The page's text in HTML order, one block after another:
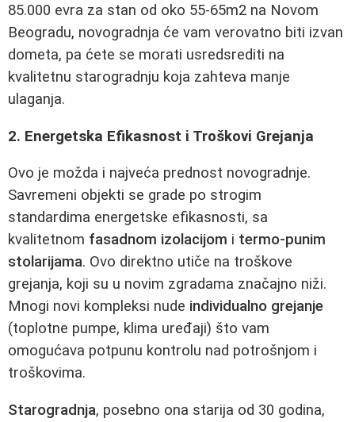
85.000 evra za stan od oko 55-65m2 na Novom
Beogradu, novogradnja će vam verovatno biti izvan
dometa, pa ćete se morati usredsrediti na
kvalitetnu starogradnju koja zahteva manje
ulaganja.
2. Energetska Efikasnost i Troškovi Grejanja
Ovo je možda i najveća prednost novogradnje.
Savremeni objekti se grade po strogim
standardima energetske efikasnosti, sa
kvalitetnom fasadnom izolacijom i termo-punim
stolarijama. Ovo direktno utiče na troškove
grejanja, koji su u novim zgradama značajno niži.
Mnogi novi kompleksi nude individualno grejanje
(toplotne pumpe, klima uređaji) što vam
omogućava potpunu kontrolu nad potrošnjom i
troškovima.
Starogradnja, posebno ona starija od 30 godina,